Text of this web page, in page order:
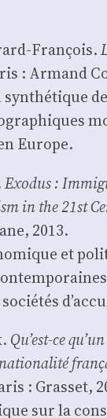
Fran­çois.
: Armand
syn­thé­tique
Europe.
Exo­dus :
in the 21st
2013.
et
Qu’est-ce
: Gras­set,
sur la